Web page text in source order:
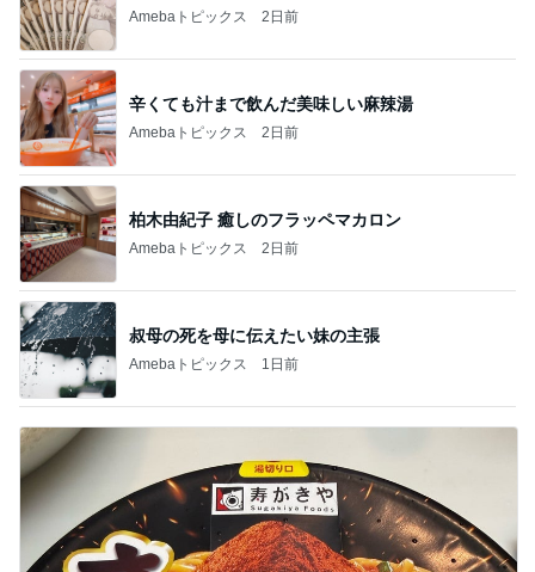
Amebaトピックス 2日前
辛くても汁まで飲んだ美味しい麻辣湯
Amebaトピックス 2日前
柏木由紀子 癒しのフラッペマカロン
Amebaトピックス 2日前
叔母の死を母に伝えたい妹の主張
Amebaトピックス 1日前